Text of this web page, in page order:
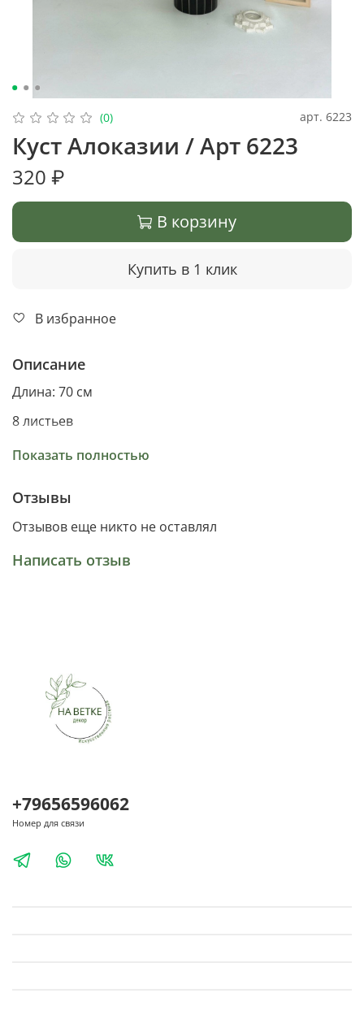
(0) арт. 6223
Куст Алоказии / Арт 6223
320 ₽
В корзину
Купить в 1 клик
В избранное
Описание
Длина: 70 см
8 листьев
Материал: пропилен
Показать полностью
Отзывы
Отзывов еще никто не оставлял
Написать отзыв
+79656596062
Номер для связи